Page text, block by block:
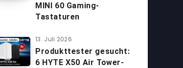
MINI 60 Gaming-
Tastaturen
13. Juli 2026
Produkttester gesucht:
6 HYTE X50 Air Tower-